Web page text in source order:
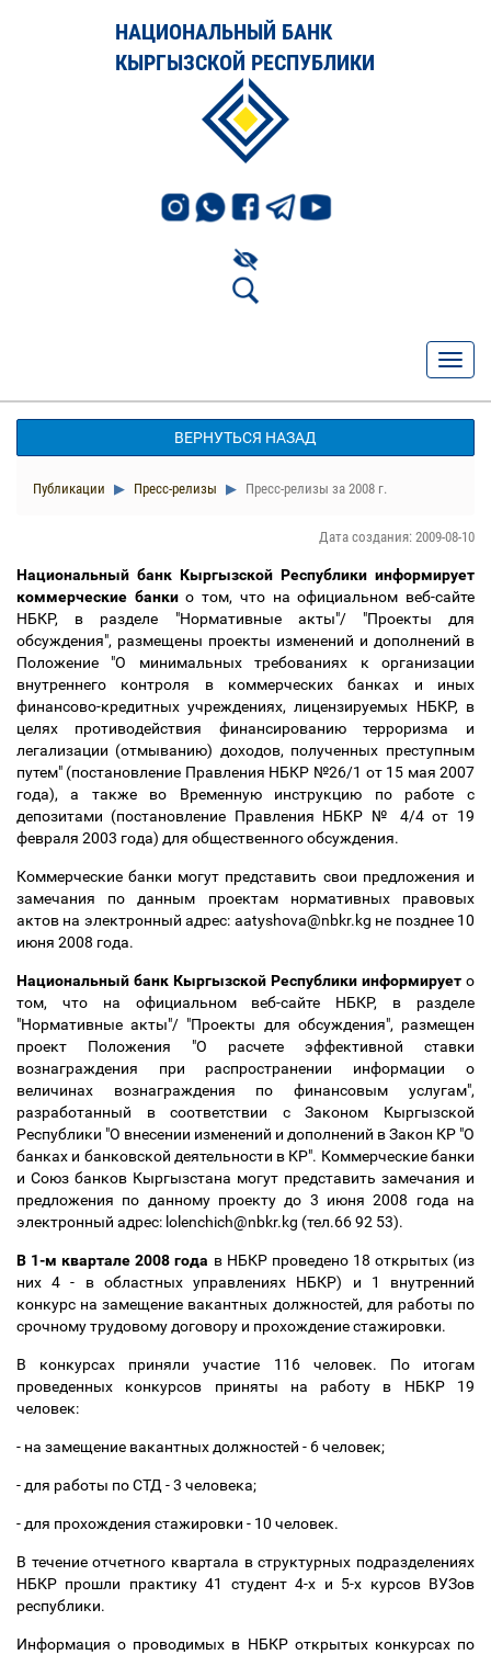
НАЦИОНАЛЬНЫЙ БАНК
КЫРГЫЗСКОЙ РЕСПУБЛИКИ
ВЕРНУТЬСЯ НАЗАД
Публикации Пресс-релизы Пресс-релизы за 2008 г.
Дата создания: 2009-08-10
Национальный банк Кыргызской Республики информирует
коммерческие банкио том, что на официальном веб-сайте
НБКР, в разделе "Нормативные акты"/ "Проекты для
обсуждения", размещены проекты изменений и дополнений в
Положение "О минимальных требованиях к организации
внутреннего контроля в коммерческих банках и иных
финансово-кредитных учреждениях, лицензируемых НБКР, в
целях противодействия финансированию терроризма и
легализации (отмыванию) доходов, полученных преступным
путем" (постановление Правления НБКР №26/1 от 15 мая 2007
года), а также во Временную инструкцию по работе с
депозитами (постановление Правления НБКР № 4/4 от 19
февраля 2003 года) для общественного обсуждения.
Коммерческие банки могут представить свои предложения и
замечания по данным проектам нормативных правовых
актов на электронный адрес: aatyshova@nbkr.kg не позднее 10
июня 2008 года.
Национальный банк Кыргызской Республики информирует о
том, что на официальном веб-сайте НБКР, в разделе
"Нормативные акты"/ "Проекты для обсуждения", размещен
проект Положения "О расчете эффективной ставки
вознаграждения при распространении информации о
величинах вознаграждения по финансовым услугам",
разработанный в соответствии с Законом Кыргызской
Республики "О внесении изменений и дополнений в Закон КР "О
банках и банковской деятельности в КР". Коммерческие банки
и Союз банков Кыргызстана могут представить замечания и
предложения по данному проекту до 3 июня 2008 года на
электронный адрес: lolenchich@nbkr.kg (тел.66 92 53).
В 1-м квартале 2008 года в НБКР проведено 18 открытых (из
них 4 - в областных управлениях НБКР) и 1 внутренний
конкурс на замещение вакантных должностей, для работы по
срочному трудовому договору и прохождение стажировки.
В конкурсах приняли участие 116 человек. По итогам
проведенных конкурсов приняты на работу в НБКР 19
человек:
- на замещение вакантных должностей - 6 человек;
- для работы по СТД - 3 человека;
- для прохождения стажировки - 10 человек.
В течение отчетного квартала в структурных подразделениях
НБКР прошли практику 41 студент 4-х и 5-х курсов ВУЗов
республики.
Информация о проводимых в НБКР открытых конкурсах по